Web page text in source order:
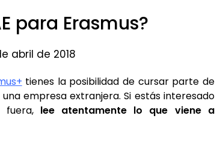
para Erasmus?
abril de 2018
tienes la posibilidad de cursar parte de
empresa extranjera. Si estás interesado
lee atentamente lo que viene a